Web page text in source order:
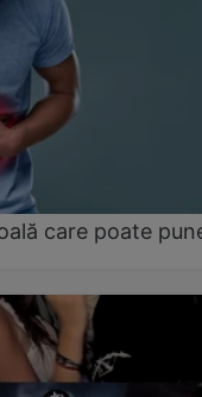
care poate